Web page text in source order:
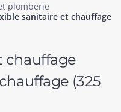
plomberie
sanitaire et chauffage
(325